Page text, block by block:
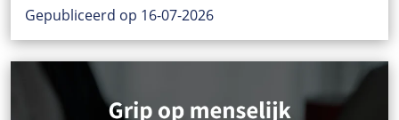
Gepubliceerd op 16-07-2026